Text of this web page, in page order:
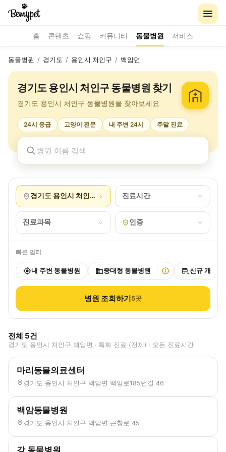
홈 콘텐츠 쇼핑 커뮤니티 동물병원 서비스
동물병원 / 경기도 / 용인시 처인구 / 백암면
경기도 용인시 처인구 동물병원 찾기
경기도 용인시 처인구 동물병원을 찾아보세요
24시 응급 고양이 전문 내 주변 24시 주말 진료
경기도 용인시 처인구 백암면 진료시간
진료과목 인증
빠른 필터
내 주변 동물병원 중대형 동물병원 신규 개원
병원 조회하기5곳
전체 5건
경기도 용인시 처인구 백암면 · 특화 진료 (전체) · 모든 진료시간
마리동물의료센터
경기도 용인시 처인구 백암면 백암로185번길 46
백암동물병원
경기도 용인시 처인구 백암면 근창로 45
강 동물병원